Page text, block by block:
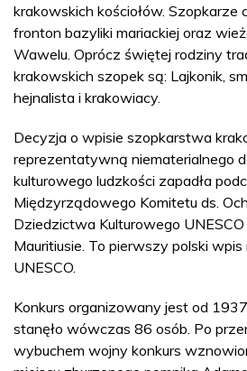
krakowskich kościołów.
fronton bazyliki mariackiej oraz
Wawelu. Oprócz świętej rodziny
krakowskich szopek są: Lajkonik,
hejnalista i krakowiacy.
Decyzja o wpisie szopkarstwa
reprezentatywną niematerialnego
kulturowego ludzkości zapadła
Międzyrządowego Komitetu ds.
Dziedzictwa Kulturowego
Mauritiusie. To pierwszy polski
UNESCO.
Konkurs organizowany jest od
stanęło wówczas 86 osób. Po
wybuchem wojny konkurs